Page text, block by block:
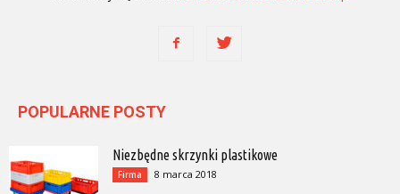
POPULARNE POSTY
Niezbędne skrzynki plastikowe
Firma 8 marca 2018